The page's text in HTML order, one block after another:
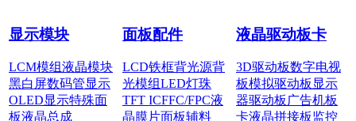
显示模块
LCM模组液晶模块
黑白屏数码管显示
OLED显示特殊面
板液晶总成
面板配件
LCD铁框背光源背
光模组LED灯珠
TFT ICFFC/FPC液
晶膜片面板辅料
液晶驱动板卡
3D驱动板数字电视
板模拟驱动板 显示
器驱动板广告机板
卡液晶拼接板监控